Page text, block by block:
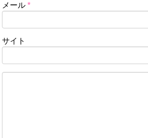
メール *
サイト